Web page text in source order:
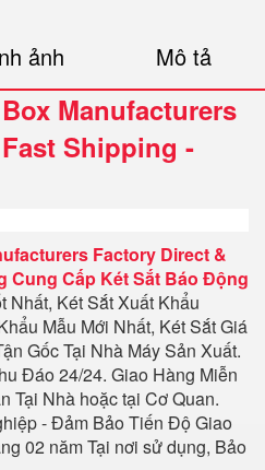
ảnh Mô tả
Manufacturers
Shipping -
Factory Direct &
Cung Cấp Két Sắt Báo Động
Nhất, Két Sắt Xuất Khẩu
Mẫu Mới Nhất, Két Sắt Giá
Gốc Tại Nhà Máy Sản Xuất.
Đáo 24/24. Giao Hàng Miễn
Tại Nhà hoặc tại Cơ Quan.
- Đảm Bảo Tiến Độ Giao
02 năm Tại nơi sử dụng, Bảo